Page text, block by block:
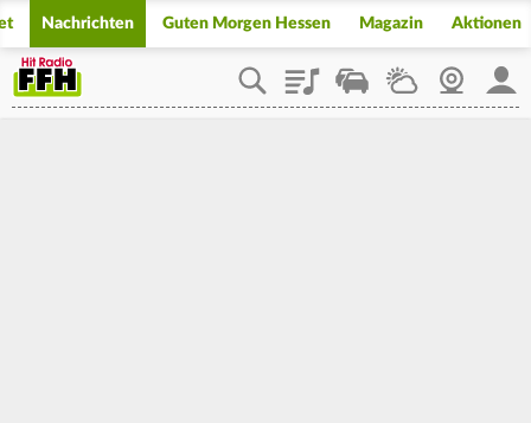
Nachrichten Guten Morgen Hessen Magazin Aktionen
PlaylistStaupilotWetterWebcam